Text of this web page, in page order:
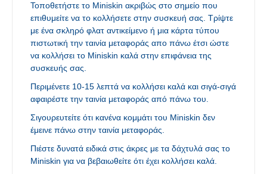
Τοποθετήστε το Miniskin ακριβώς στο σημείο που
επιθυμείτε να το κολλήσετε στην συσκευή σας. Τρίψτε
με ένα σκληρό φλατ αντικείμενο ή μια κάρτα τύπου
πιστωτική την ταινία μεταφοράς απο πάνω έτσι ώστε
να κολλήσει το Miniskin καλά στην επιφάνεια της
συσκευής σας.
Περιμένετε 10-15 λεπτά να κολλήσει καλά και σιγά-σιγά
αφαιρέστε την ταινία μεταφοράς από πάνω του.
Σιγουρευτείτε ότι κανένα κομμάτι του Miniskin δεν
έμεινε πάνω στην ταινία μεταφοράς.
Πιέστε δυνατά ειδικά στις άκρες με τα δάχτυλά σας το
Miniskin για να βεβαιωθείτε ότι έχει κολλήσει καλά.